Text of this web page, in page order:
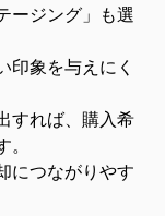
ージング」も選
印象を与えにく
すれば、購入希
。
につながりやす